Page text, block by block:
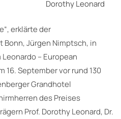
Dorothy Leonard
erklärte der
Jürgen Nimptsch, in
– European
16. September vor rund 130
Grandhotel
des Preises
Prof. Dorothy Leonard, Dr.